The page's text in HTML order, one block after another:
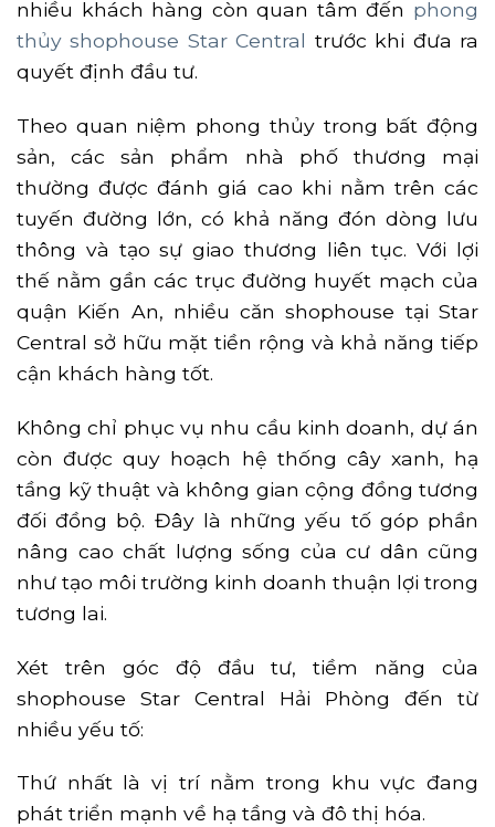
nhiều khách hàng còn quan tâm đến phong
thủy shophouse Star Central trước khi đưa ra
quyết định đầu tư.
Theo quan niệm phong thủy trong bất động
sản, các sản phẩm nhà phố thương mại
thường được đánh giá cao khi nằm trên các
tuyến đường lớn, có khả năng đón dòng lưu
thông và tạo sự giao thương liên tục. Với lợi
thế nằm gần các trục đường huyết mạch của
quận Kiến An, nhiều căn shophouse tại Star
Central sở hữu mặt tiền rộng và khả năng tiếp
cận khách hàng tốt.
Không chỉ phục vụ nhu cầu kinh doanh, dự án
còn được quy hoạch hệ thống cây xanh, hạ
tầng kỹ thuật và không gian cộng đồng tương
đối đồng bộ. Đây là những yếu tố góp phần
nâng cao chất lượng sống của cư dân cũng
như tạo môi trường kinh doanh thuận lợi trong
tương lai.
Xét trên góc độ đầu tư, tiềm năng của
shophouse Star Central Hải Phòng đến từ
nhiều yếu tố:
Thứ nhất là vị trí nằm trong khu vực đang
phát triển mạnh về hạ tầng và đô thị hóa.